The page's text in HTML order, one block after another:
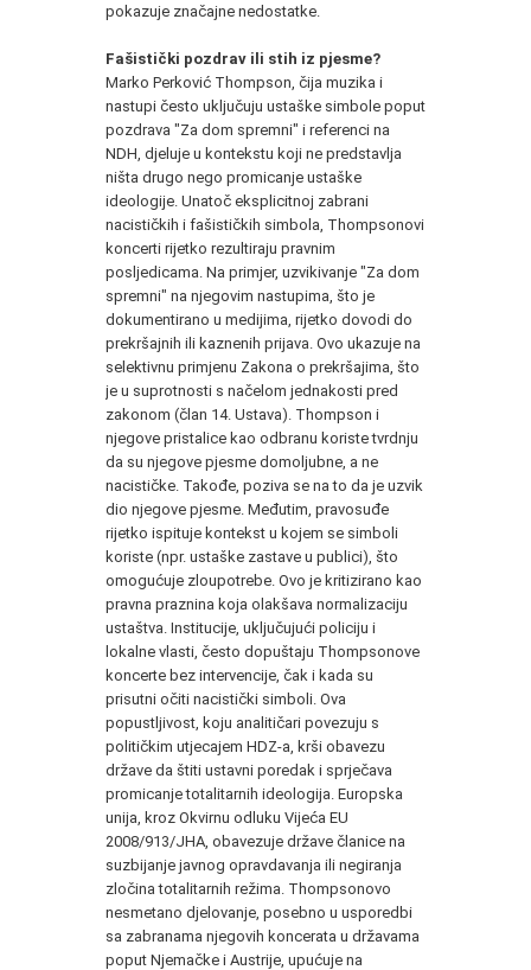
pokazuje značajne nedostatke.
Fašistički pozdrav ili stih iz pjesme?
Marko Perković Thompson, čija muzika i
nastupi često uključuju ustaške simbole poput
pozdrava "Za dom spremni" i referenci na
NDH, djeluje u kontekstu koji ne predstavlja
ništa drugo nego promicanje ustaške
ideologije. Unatoč eksplicitnoj zabrani
nacističkih i fašističkih simbola, Thompsonovi
koncerti rijetko rezultiraju pravnim
posljedicama. Na primjer, uzvikivanje "Za dom
spremni" na njegovim nastupima, što je
dokumentirano u medijima, rijetko dovodi do
prekršajnih ili kaznenih prijava. Ovo ukazuje na
selektivnu primjenu Zakona o prekršajima, što
je u suprotnosti s načelom jednakosti pred
zakonom (član 14. Ustava). Thompson i
njegove pristalice kao odbranu koriste tvrdnju
da su njegove pjesme domoljubne, a ne
nacističke. Takođe, poziva se na to da je uzvik
dio njegove pjesme. Međutim, pravosuđe
rijetko ispituje kontekst u kojem se simboli
koriste (npr. ustaške zastave u publici), što
omogućuje zloupotrebe. Ovo je kritizirano kao
pravna praznina koja olakšava normalizaciju
ustaštva. Institucije, uključujući policiju i
lokalne vlasti, često dopuštaju Thompsonove
koncerte bez intervencije, čak i kada su
prisutni očiti nacistički simboli. Ova
popustljivost, koju analitičari povezuju s
političkim utjecajem HDZ-a, krši obavezu
države da štiti ustavni poredak i sprječava
promicanje totalitarnih ideologija. Europska
unija, kroz Okvirnu odluku Vijeća EU
2008/913/JHA, obavezuje države članice na
suzbijanje javnog opravdavanja ili negiranja
zločina totalitarnih režima. Thompsonovo
nesmetano djelovanje, posebno u usporedbi
sa zabranama njegovih koncerata u državama
poput Njemačke i Austrije, upućuje na